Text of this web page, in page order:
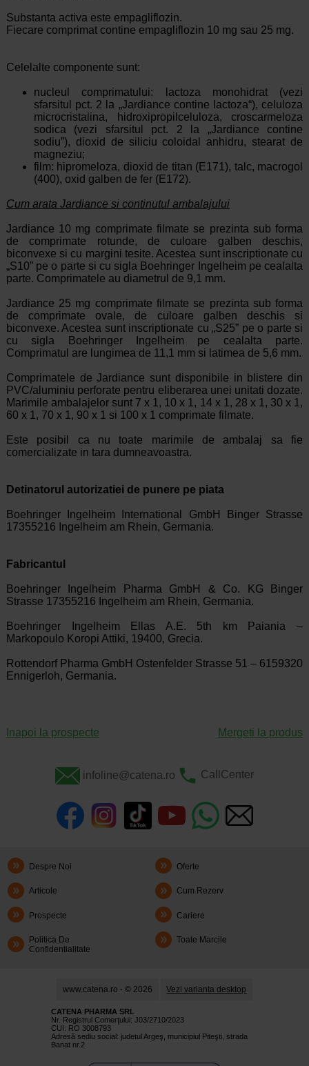
Substanta activa este empagliflozin.
Fiecare comprimat contine empagliflozin 10 mg sau 25 mg.
Celelalte componente sunt:
nucleul comprimatului: lactoza monohidrat (vezi
sfarsitul pct. 2 la „Jardiance contine lactoza“), celuloza
microcristalina, hidroxipropilceluloza, croscarmeloza
sodica (vezi sfarsitul pct. 2 la „Jardiance contine
sodiu”), dioxid de siliciu coloidal anhidru, stearat de
magneziu;
film: hipromeloza, dioxid de titan (E171), talc, macrogol
(400), oxid galben de fer (E172).
Cum arata Jardiance si continutul ambalajului
Jardiance 10 mg comprimate filmate se prezinta sub forma
de comprimate rotunde, de culoare galben deschis,
biconvexe si cu margini tesite. Acestea sunt inscriptionate cu
„S10” pe o parte si cu sigla Boehringer Ingelheim pe cealalta
parte. Comprimatele au diametrul de 9,1 mm.
Jardiance 25 mg comprimate filmate se prezinta sub forma
de comprimate ovale, de culoare galben deschis si
biconvexe. Acestea sunt inscriptionate cu „S25” pe o parte si
cu sigla Boehringer Ingelheim pe cealalta parte.
Comprimatul are lungimea de 11,1 mm si latimea de 5,6 mm.
Comprimatele de Jardiance sunt disponibile in blistere din
PVC/aluminiu perforate pentru eliberarea unei unitati dozate.
Marimile ambalajelor sunt 7 x 1, 10 x 1, 14 x 1, 28 x 1, 30 x 1,
60 x 1, 70 x 1, 90 x 1 si 100 x 1 comprimate filmate.
Este posibil ca nu toate marimile de ambalaj sa fie
comercializate in tara dumneavoastra.
Detinatorul autorizatiei de punere pe piata
Boehringer Ingelheim International GmbH Binger Strasse
17355216 Ingelheim am Rhein, Germania.
Fabricantul
Boehringer Ingelheim Pharma GmbH & Co. KG Binger
Strasse 17355216 Ingelheim am Rhein, Germania.
Boehringer Ingelheim Ellas A.E. 5th km Paiania –
Markopoulo Koropi Attiki, 19400, Grecia.
Rottendorf Pharma GmbH Ostenfelder Strasse 51 – 6159320
Ennigerloh, Germania.
Inapoi la prospecte Mergeti la produs
infoline@catena.ro CallCenter
Despre Noi Oferte
Articole Cum Rezerv
Prospecte Cariere
Politica De
Confidentialitate
Toate Marcile
www.catena.ro - © 2026 Vezi varianta desktop
CATENA PHARMA SRL
Nr. Registrul Comerţului: J03/2710/2023
CUI: RO 3008793
Adresă sediu social: judetul Argeş, municipiul Piteşti, strada
Banat nr.2